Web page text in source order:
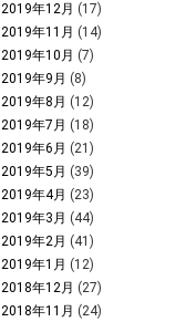
2019年12月 (17)
2019年11月 (14)
2019年10月 (7)
2019年9月 (8)
2019年8月 (12)
2019年7月 (18)
2019年6月 (21)
2019年5月 (39)
2019年4月 (23)
2019年3月 (44)
2019年2月 (41)
2019年1月 (12)
2018年12月 (27)
2018年11月 (24)